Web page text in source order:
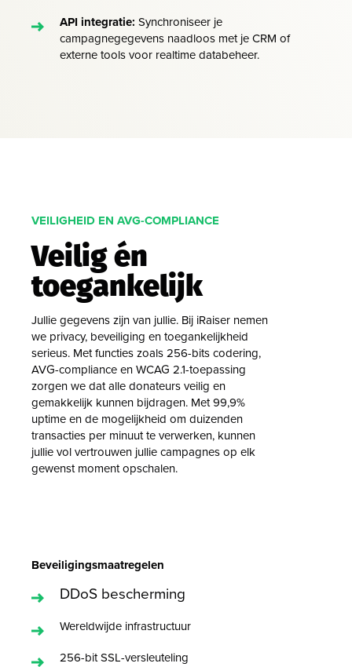
API integratie: Synchroniseer je
campagnegegevens naadloos met je CRM of
externe tools voor realtime databeheer.
VEILIGHEID EN AVG-COMPLIANCE
Veilig én
toegankelijk
Jullie gegevens zijn van jullie. Bij iRaiser nemen
we privacy, beveiliging en toegankelijkheid
serieus. Met functies zoals 256-bits codering,
AVG-compliance en WCAG 2.1-toepassing
zorgen we dat alle donateurs veilig en
gemakkelijk kunnen bijdragen. Met 99,9%
uptime en de mogelijkheid om duizenden
transacties per minuut te verwerken, kunnen
jullie vol vertrouwen jullie campagnes op elk
gewenst moment opschalen.
Beveiligingsmaatregelen
DDoS bescherming
Wereldwijde infrastructuur
256-bit SSL-versleuteling